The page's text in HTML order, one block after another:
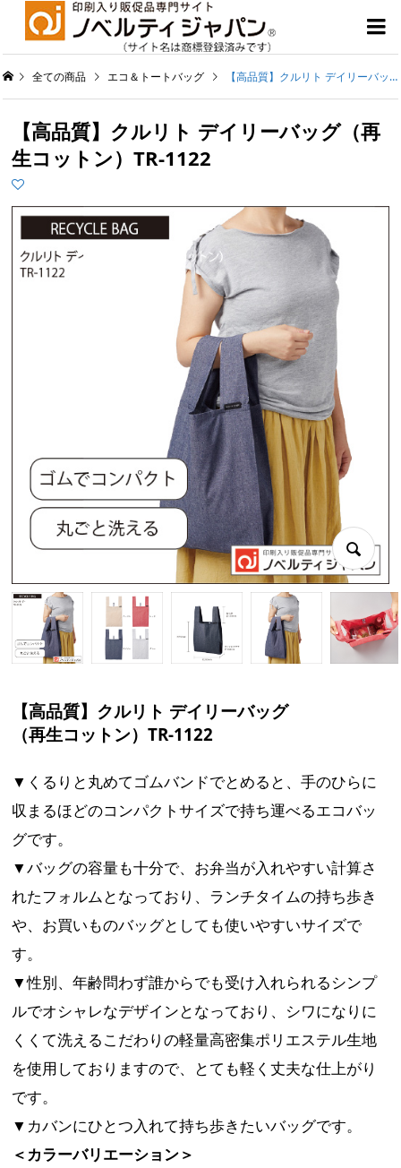

全ての商品 エコ＆トートバッグ 【高品質】クルリト デイリーバッグ（再生コットン）TR-1122
【高品質】クルリト デイリーバッグ（再
生コットン）TR-1122
【高品質】クルリト デイリーバッグ
（再生コットン）TR-1122
▼くるりと丸めてゴムバンドでとめると、手のひらに
収まるほどのコンパクトサイズで持ち運べるエコバッ
グです。
▼バッグの容量も十分で、お弁当が入れやすい計算さ
れたフォルムとなっており、ランチタイムの持ち歩き
や、お買いものバッグとしても使いやすいサイズで
す。
▼性別、年齢問わず誰からでも受け入れられるシンプ
ルでオシャレなデザインとなっており、シワになりに
くくて洗えるこだわりの軽量高密集ポリエステル生地
を使用しておりますので、とても軽く丈夫な仕上がり
です。
▼カバンにひとつ入れて持ち歩きたいバッグです。
＜カラーバリエーション＞